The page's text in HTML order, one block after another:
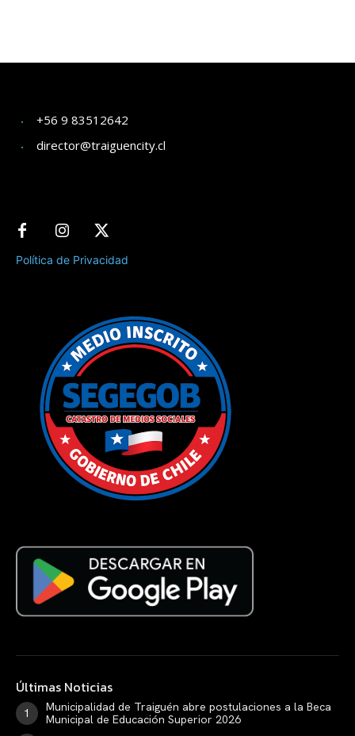
+56 9 83512642
director@traiguencity.cl
Política de Privacidad
Últimas Noticias
Municipalidad de Traiguén abre postulaciones a la Beca
Municipal de Educación Superior 2026